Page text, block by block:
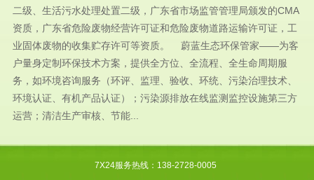
二级、生活污水处理处置二级，广东省市场监管管理局颁发的CMA
资质，广东省危险废物经营许可证和危险废物道路运输许可证，工
业固体废物的收集贮存许可等资质。 蔚蓝生态环保管家——为客
户量身定制环保技术方案，提供全方位、全流程、全生命周期服
务，如环境咨询服务（环评、监理、验收、环统、污染治理技术、
环境认证、有机产品认证）；污染源排放在线监测监控设施第三方
运营；清洁生产审核、节能...
7X24服务热线：138-2728-0005